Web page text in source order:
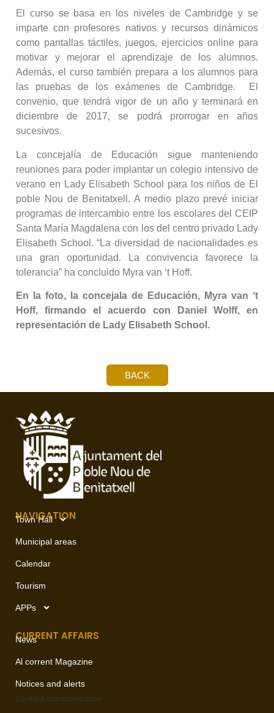
El curso se basa en los niveles de Cambridge y se
imparte con profesores nativos y recursos dinámicos
como pantallas táctiles, juegos, ejercicios online para
motivar y mejorar el aprendizaje de los alumnos.
Además, el curso también prepara a los alumnos para
las pruebas de los exámenes de Cambridge. El
convenio, que tendrá vigor de un año y terminará en
diciembre de 2017, se podrá prorrogar en años
sucesivos.
La concejalía de Educación sigue manteniendo
reuniones para poder implantar un colegio intensivo de
verano en Lady Elisabeth School para los niños de El
poble Nou de Benitatxell. A medio plazo prevé iniciar
programas de intercambio entre los escolares del CEIP
Santa María Magdalena con los del centro privado Lady
Elisabeth School. “La diversidad de nacionalidades es
una gran oportunidad. La convivencia favorece la
tolerancia” ha concluido Myra van ‘t Hoff.
En la foto, la concejala de Educación, Myra van ‘t
Hoff, firmando el acuerdo con Daniel Wolff, en
representación de Lady Elisabeth School.
BACK
NAVIGATION
Town Hall
Municipal areas
Calendar
Tourism
APPs
CURRENT AFFAIRS
News
Al corrent Magazine
Notices and alerts
Contact communication